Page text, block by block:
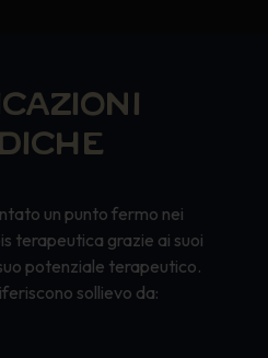
un punto fermo nei
terapeutica grazie ai suoi
potenziale terapeutico.
sollievo da: